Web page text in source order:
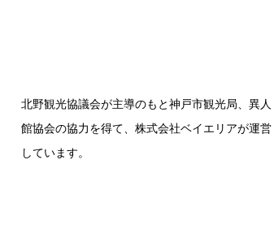
北野観光協議会が主導のもと神戸市観光局、異人
館協会の協力を得て、株式会社ベイエリアが運営
しています。